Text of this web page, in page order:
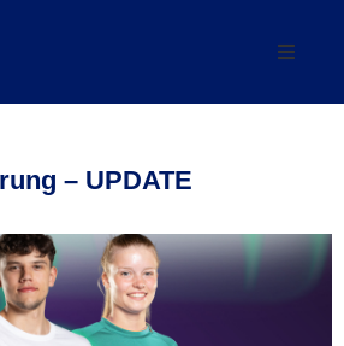
Verein
Abteilung
Mannschaften
Förderverein
– UPDATE